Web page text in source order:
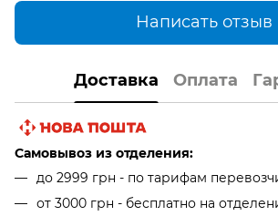
Написать отзыв
Доставка Оплата
Самовывоз из отделения:
до 2999 грн - по тарифам
от 3000 грн - бесплатно на